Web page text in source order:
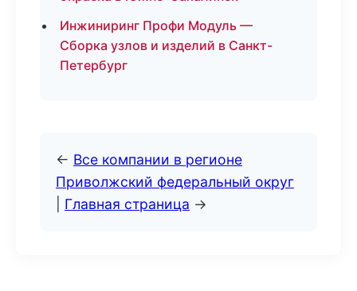
Инжиниринг Профи Модуль —
Сборка узлов и изделий в Санкт-
Петербург
← Все компании в регионе
Приволжский федеральный округ
Главная страница →